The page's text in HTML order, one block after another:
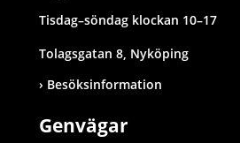
Tisdag–söndag klockan 10–17
Tolagsgatan 8, Nyköping
Besöksinformation
Genvägar